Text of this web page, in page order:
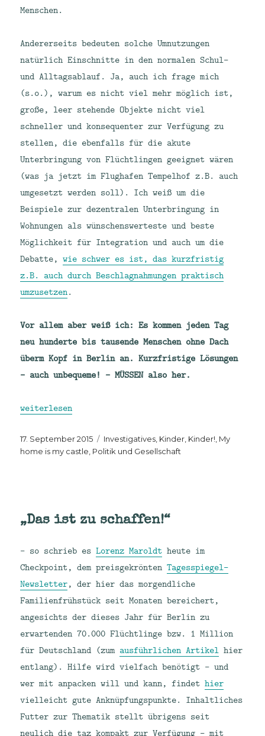
Menschen.
Andererseits bedeuten solche Umnutzungen
natürlich Einschnitte in den normalen Schul-
und Alltagsablauf. Ja, auch ich frage mich
(s.o.), warum es nicht viel mehr möglich ist,
große, leer stehende Objekte nicht viel
schneller und konsequenter zur Verfügung zu
stellen, die ebenfalls für die akute
Unterbringung von Flüchtlingen geeignet wären
(was ja jetzt im Flughafen Tempelhof z.B. auch
umgesetzt werden soll). Ich weiß um die
Beispiele zur dezentralen Unterbringung in
Wohnungen als wünschenswerteste und beste
Möglichkeit für Integration und auch um die
Debatte,wie schwer es ist, das kurzfristig
z.B. auch durch Beschlagnahmungen praktisch
umzusetzen.
Vor allem aber weiß ich: Es kommen jeden Tag
neu hunderte bis tausende Menschen ohne Dach
überm Kopf in Berlin an. Kurzfristige Lösungen
– auch unbequeme! – MÜSSEN also her.
„Sport frei – nicht in meiner Turnhalle?! Gegen
weiterlesen
Veröffentlicht
am
17. September 2015 Kategorien
Investigatives Kinder, Kinder! My
home is my castle Politik und Gesellschaft
„Das ist zu schaffen!“
– so schrieb esLorenz Maroldt heute im
Checkpoint, dem preisgekröntenTagesspiegel-
Newsletter, der hier das morgendliche
Familienfrühstück seit Monaten bereichert,
angesichts der dieses Jahr für Berlin zu
erwartenden 70.000 Flüchtlinge bzw. 1 Million
für Deutschland (zum ausführlichen Artikel hier
entlang). Hilfe wird vielfach benötigt – und
wer mit anpacken will und kann, findethier
vielleicht gute Anknüpfungspunkte. Inhaltliches
Futter zur Thematik stellt übrigens seit
neulich die taz kompakt zur Verfügung – mit